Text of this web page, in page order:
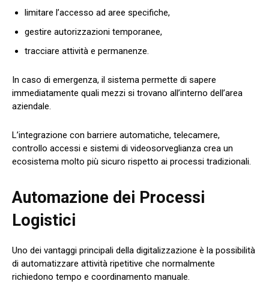
limitare l’accesso ad aree specifiche,
gestire autorizzazioni temporanee,
tracciare attività e permanenze.
In caso di emergenza, il sistema permette di sapere
immediatamente quali mezzi si trovano all’interno dell’area
aziendale.
L’integrazione con barriere automatiche, telecamere,
controllo accessi e sistemi di videosorveglianza crea un
ecosistema molto più sicuro rispetto ai processi tradizionali.
Automazione dei Processi
Logistici
Uno dei vantaggi principali della digitalizzazione è la possibilità
di automatizzare attività ripetitive che normalmente
richiedono tempo e coordinamento manuale.